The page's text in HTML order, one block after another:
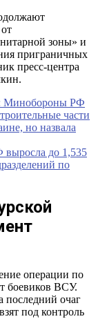
зоны» и
приграничных
пресс-центра
Минобороны РФ
части
но назвала
до 1,535
по
операции по
боевиков ВСУ.
последний очаг
под контроль